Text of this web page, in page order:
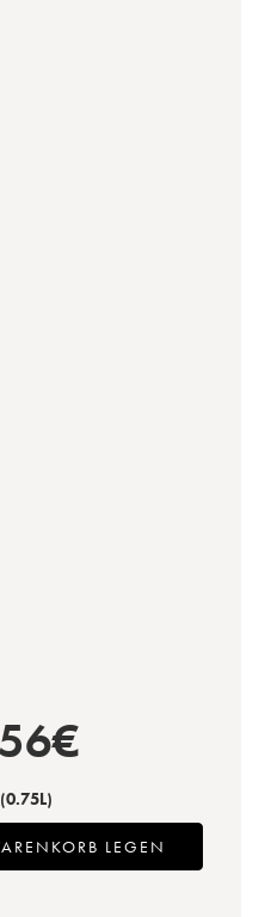
56€
(0.75L)
LEGEN